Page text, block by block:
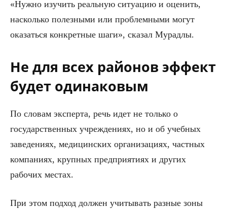
«Нужно изучить реальную ситуацию и оценить,
насколько полезными или проблемными могут
оказаться конкретные шаги», сказал Мурадлы.
Не для всех районов эффект
будет одинаковым
По словам эксперта, речь идет не только о
государственных учреждениях, но и об учебных
заведениях, медицинских организациях, частных
компаниях, крупных предприятиях и других
рабочих местах.
При этом подход должен учитывать разные зоны